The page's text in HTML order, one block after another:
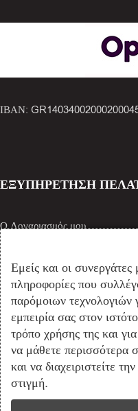
ΙΒΑΝ:
ΕΞΥΠΗΡΕΤΗΣΗ
Ο Λογαριασμός μου
Καλάθι Αγορών
Όροι Χρήσης
Προσωπικά Δεδομένα
Πολιτική Cookies
Τρόποι Πληρωμής
ΒΡΕΙΤΕ ΜΑΣ ΣΤΑ
Εμείς και οι
πληροφορίες που
παρόμοιων τεχνολογιών
εμπειρία σας στον
τρόπο χρήσης της και
να μάθετε περισσότερα
και να διαχειριστείτε
στιγμή.